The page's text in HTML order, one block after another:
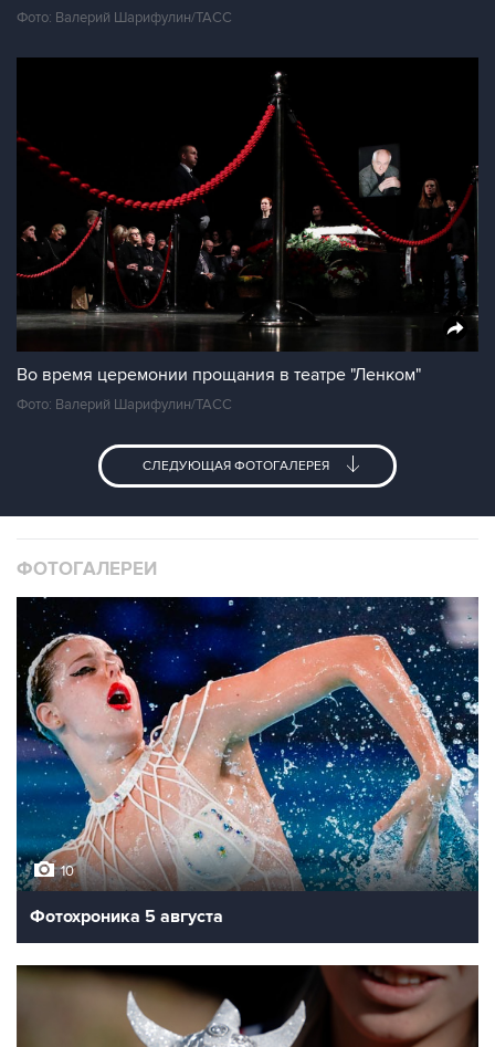
Фото: Валерий Шарифулин/ТАСС
Во время церемонии прощания в театре "Ленком"
Фото: Валерий Шарифулин/ТАСС
СЛЕДУЮЩАЯ ФОТОГАЛЕРЕЯ
ФОТОГАЛЕРЕИ
10
Фотохроника 5 августа